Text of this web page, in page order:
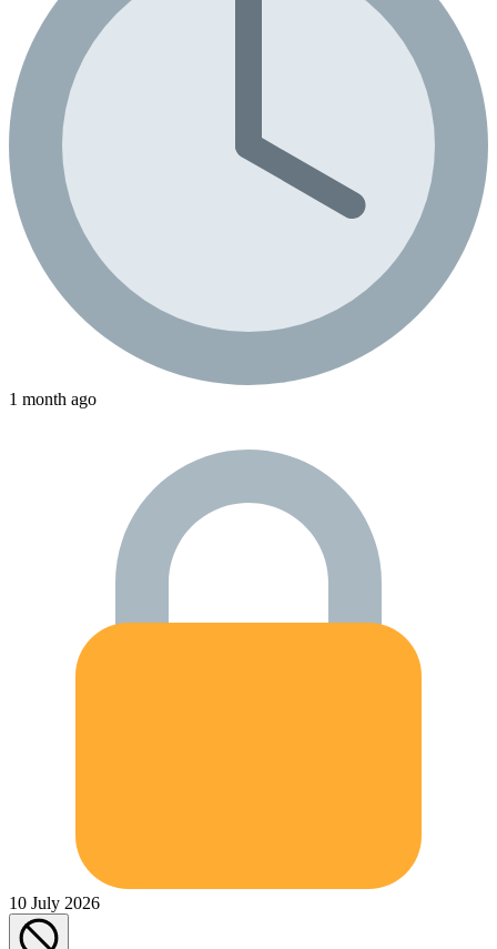
1 month ago
10 July 2026